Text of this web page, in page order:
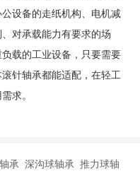
设备的走纸机构、电机减
对承载能力有要求的场
载的工业设备，只要需要
针轴承都能适配，在轻工
求。
承 深沟球轴承 推力球轴